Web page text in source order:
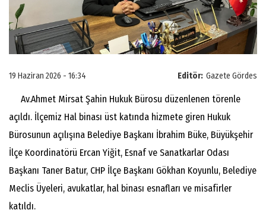
Editör: Gazete Gördes
19 Haziran 2026 - 16:34
Av.Ahmet Mirsat Şahin Hukuk Bürosu düzenlenen törenle
açıldı. İlçemiz Hal binası üst katında hizmete giren Hukuk
Bürosunun açılışına Belediye Başkanı İbrahim Büke, Büyükşehir
İlçe Koordinatörü Ercan Yiğit, Esnaf ve Sanatkarlar Odası
Başkanı Taner Batur, CHP İlçe Başkanı Gökhan Koyunlu, Belediye
Meclis Üyeleri, avukatlar, hal binası esnafları ve misafirler
katıldı.